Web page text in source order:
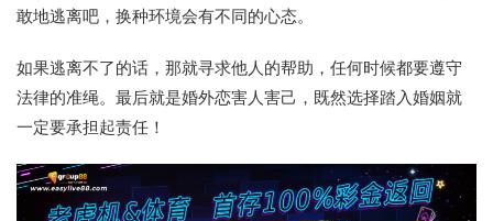
敢地逃离吧，换种环境会有不同的心态。
如果逃离不了的话，那就寻求他人的帮助，任何时候都要遵守
法律的准绳。最后就是婚外恋害人害己，既然选择踏入婚姻就
一定要承担起责任！